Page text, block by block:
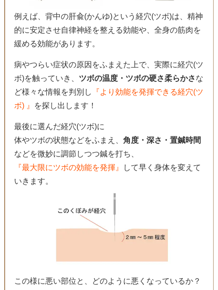
例えば、背中の肝兪(かんゆ)という経穴(ツボ)は、精神
的に安定させ自律神経を整える効能や、全身の筋肉を
緩める効能があります。
病やつらい症状の原因をふまえた上で、実際に経穴(ツ
ボ)を触っていき、 ツボの温度・ツボの硬さ柔らかさな
ど様々な情報を判別し
『より効能を発揮できる経穴(ツ
ボ) 』
を探し出します！
最後に選んだ経穴(ツボ)に
体やツボの状態などをふまえ、 角度・深さ・置鍼時間
などを微妙に調節しつつ鍼を打ち、
『最大限にツボの効能を発揮』
して早く身体を変えて
いきます。
この様に悪い部位と、どのように悪くなっているか？